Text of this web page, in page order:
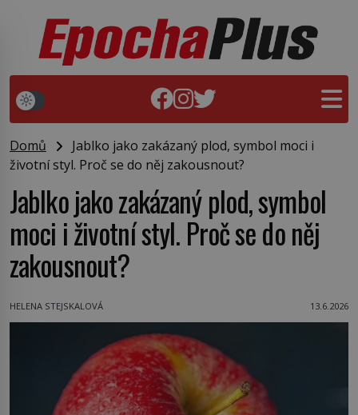
Domů
Jablko jako zakázaný plod, symbol moci i
životní styl. Proč se do něj zakousnout?
Jablko jako zakázaný plod, symbol
moci i životní styl. Proč se do něj
zakousnout?
HELENA STEJSKALOVÁ 13.6.2026